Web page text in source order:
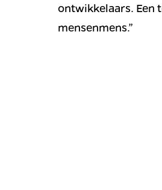
ontwikkelaars. Een
mensenmens.”